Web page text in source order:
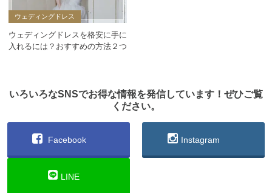
ウェディングドレス
ウェディングドレスを格安に手に
入れるには？おすすめの方法２つ
いろいろなSNSでお得な情報を発信しています！ぜひご覧
ください。
Facebook Instagram
LINE